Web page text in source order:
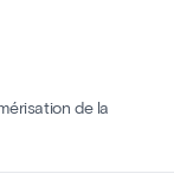
de la